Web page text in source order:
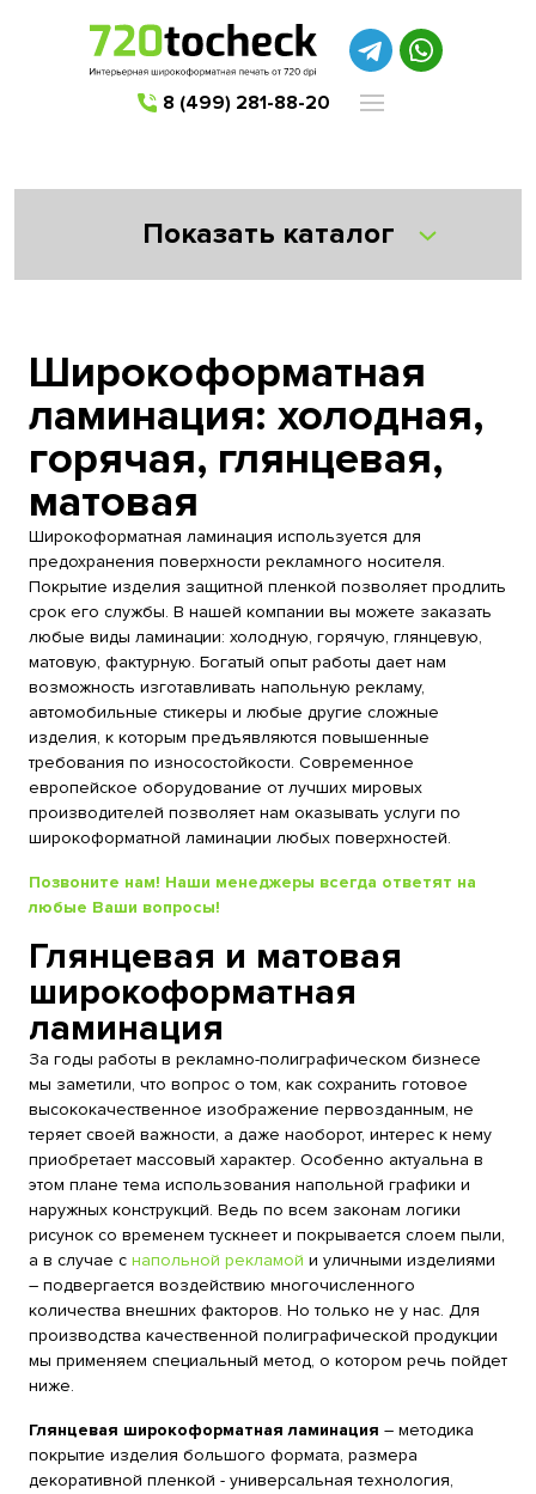
8 (499) 281-88-20
Показать каталог
Широкоформатная
ламинация: холодная,
горячая, глянцевая,
матовая
Широкоформатная ламинация используется для
предохранения поверхности рекламного носителя.
Покрытие изделия защитной пленкой позволяет продлить
срок его службы. В нашей компании вы можете заказать
любые виды ламинации: холодную, горячую, глянцевую,
матовую, фактурную. Богатый опыт работы дает нам
возможность изготавливать напольную рекламу,
автомобильные стикеры и любые другие сложные
изделия, к которым предъявляются повышенные
требования по износостойкости. Современное
европейское оборудование от лучших мировых
производителей позволяет нам оказывать услуги по
широкоформатной ламинации любых поверхностей.
Позвоните нам! Наши менеджеры всегда ответят на
любые Ваши вопросы!
Глянцевая и матовая
широкоформатная
ламинация
За годы работы в рекламно-полиграфическом бизнесе
мы заметили, что вопрос о том, как сохранить готовое
высококачественное изображение первозданным, не
теряет своей важности, а даже наоборот, интерес к нему
приобретает массовый характер. Особенно актуальна в
этом плане тема использования напольной графики и
наружных конструкций. Ведь по всем законам логики
рисунок со временем тускнеет и покрывается слоем пыли,
а в случае с напольной рекламой и уличными изделиями
– подвергается воздействию многочисленного
количества внешних факторов. Но только не у нас. Для
производства качественной полиграфической продукции
мы применяем специальный метод, о котором речь пойдет
ниже.
Глянцевая широкоформатная ламинация – методика
покрытие изделия большого формата, размера
декоративной пленкой - универсальная технология,